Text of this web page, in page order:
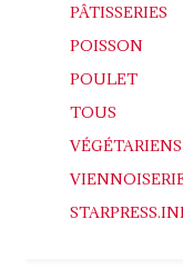
PÂTISSERIES
POISSON
POULET
TOUS
VÉGÉTARIENS